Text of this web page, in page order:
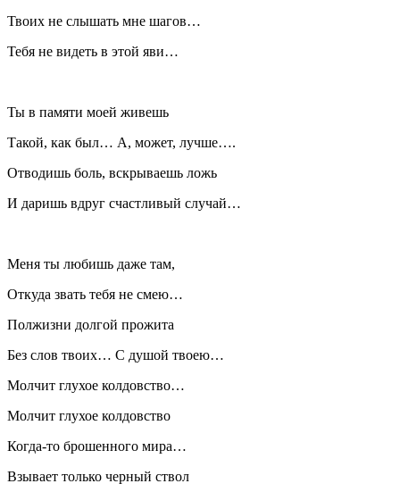
Твоих не слышать мне шагов…
Тебя не видеть в этой яви…
Ты в памяти моей живешь
Такой, как был… А, может, лучше….
Отводишь боль, вскрываешь ложь
И даришь вдруг счастливый случай…
Меня ты любишь даже там,
Откуда звать тебя не смею…
Полжизни долгой прожита
Без слов твоих… С душой твоею…
Молчит глухое колдовство…
Молчит глухое колдовство
Когда-то брошенного мира…
Взывает только черный ствол